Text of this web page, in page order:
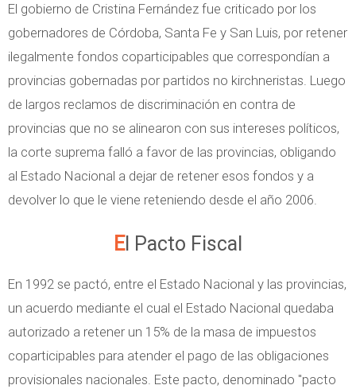
El gobierno de Cristina Fernández fue criticado por los
gobernadores de Córdoba, Santa Fe y San Luis, por retener
ilegalmente fondos coparticipables que correspondían a
provincias gobernadas por partidos no kirchneristas. Luego
de largos reclamos de discriminación en contra de
provincias que no se alinearon con sus intereses políticos,
la corte suprema falló a favor de las provincias, obligando
al Estado Nacional a dejar de retener esos fondos y a
devolver lo que le viene reteniendo desde el año 2006.
El Pacto Fiscal
En 1992 se pactó, entre el Estado Nacional y las provincias,
un acuerdo mediante el cual el Estado Nacional quedaba
autorizado a retener un 15% de la masa de impuestos
coparticipables para atender el pago de las obligaciones
provisionales nacionales. Este pacto, denominado "pacto